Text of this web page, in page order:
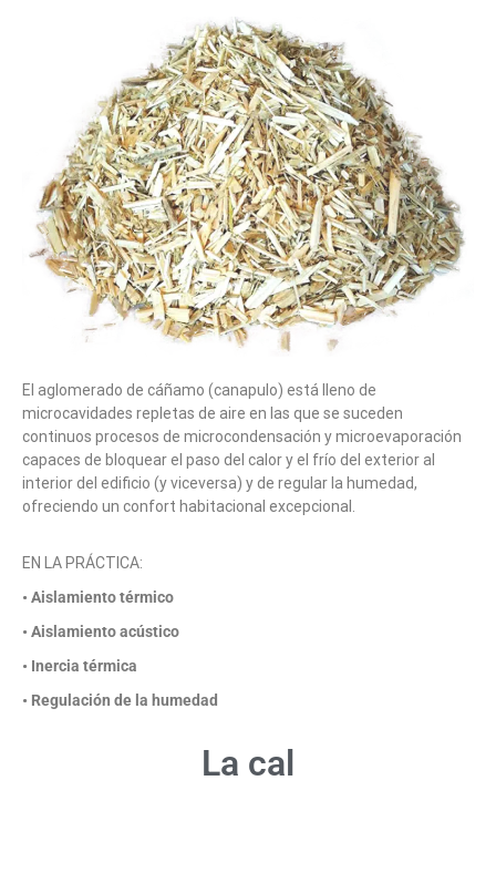
El aglomerado de cáñamo (canapulo) está lleno de
microcavidades repletas de aire en las que se suceden
continuos procesos de microcondensación y microevaporación
capaces de bloquear el paso del calor y el frío del exterior al
interior del edificio (y viceversa) y de regular la humedad,
ofreciendo un confort habitacional excepcional.
EN LA PRÁCTICA:
• Aislamiento térmico
• Aislamiento acústico
• Inercia térmica
• Regulación de la humedad
La cal